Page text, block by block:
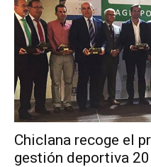
Chiclana recoge el
gestión deportiva